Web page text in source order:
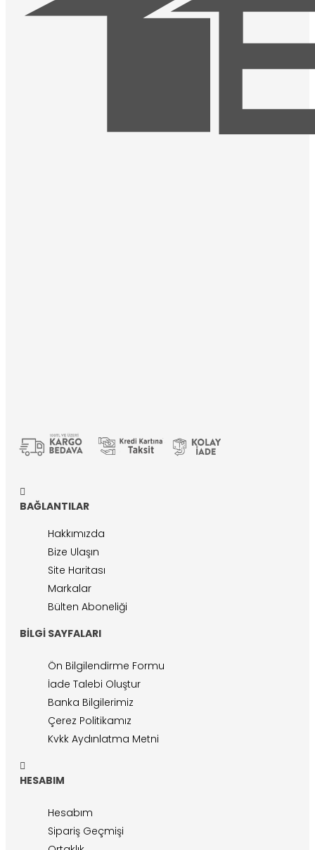
BAĞLANTILAR
Hakkımızda
Bize Ulaşın
Site Haritası
Markalar
Bülten Aboneliği
BILGI SAYFALARI
Ön Bilgilendirme Formu
İade Talebi Oluştur
Banka Bilgilerimiz
Çerez Politikamız
Kvkk Aydınlatma Metni
HESABIM
Hesabım
Sipariş Geçmişi